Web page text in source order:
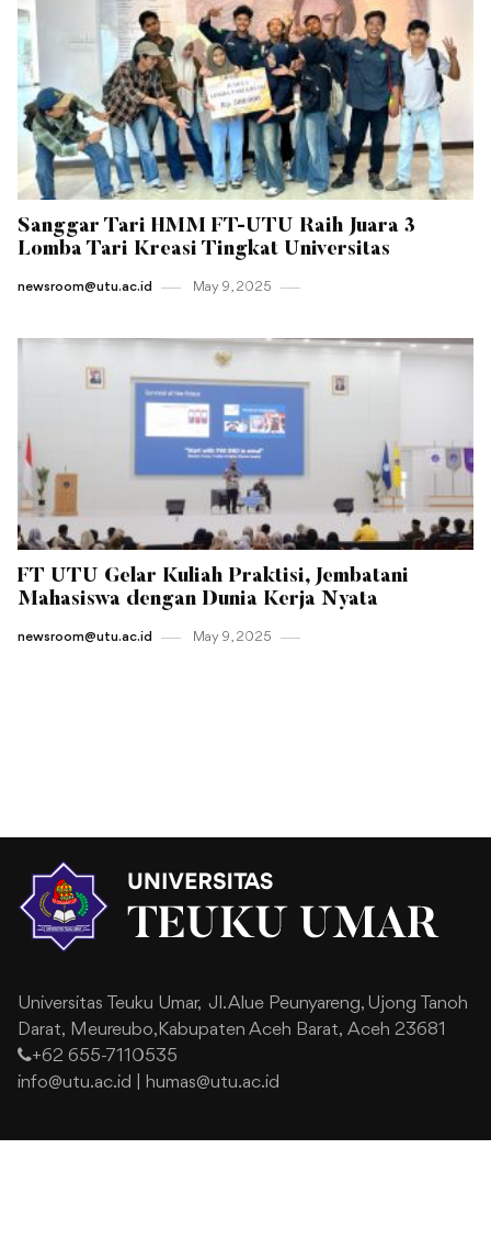
Sanggar Tari HMM FT-UTU Raih Juara 3
Lomba Tari Kreasi Tingkat Universitas
newsroom@utu.ac.id May 9 , 2025
FT UTU Gelar Kuliah Praktisi, Jembatani
Mahasiswa dengan Dunia Kerja Nyata
newsroom@utu.ac.id May 9 , 2025
Universitas Teuku Umar, Jl. Alue Peunyareng, Ujong Tanoh
Darat, Meureubo,Kabupaten Aceh Barat, Aceh 23681
+62 655-7110535
info@utu.ac.id
humas@utu.ac.id